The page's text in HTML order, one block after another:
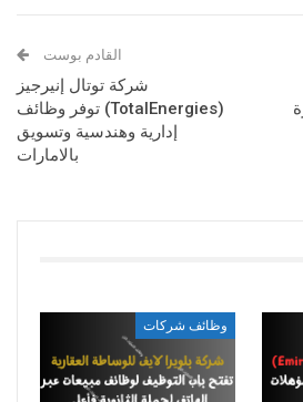
القادم بوست
شركة توتال إنيرجيز
(TotalEnergies) توفر وظائف
إدارية وهندسية وتسويق
بالامارات
وظائف شركات